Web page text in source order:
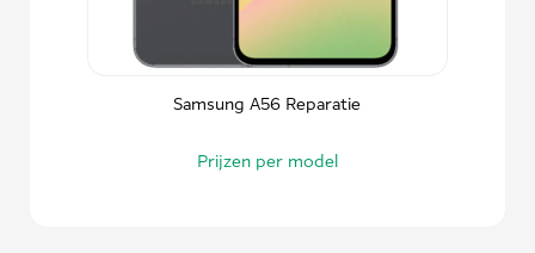
Samsung A56 Reparatie
Prijzen per model